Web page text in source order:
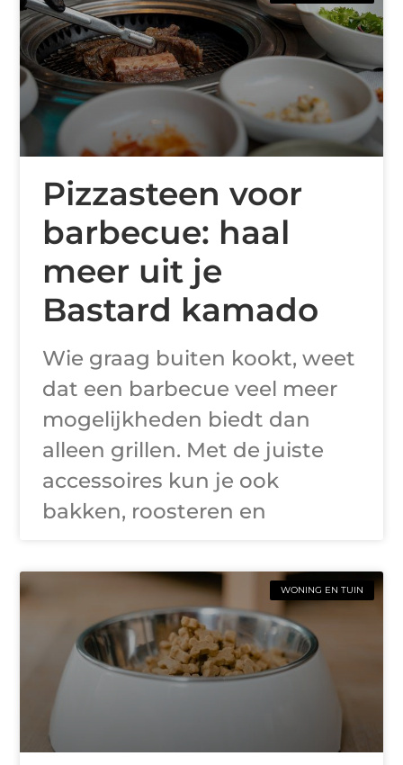
Pizzasteen voor
barbecue: haal
meer uit je
Bastard kamado
Wie graag buiten kookt, weet
dat een barbecue veel meer
mogelijkheden biedt dan
alleen grillen. Met de juiste
accessoires kun je ook
bakken, roosteren en
WONING EN TUIN